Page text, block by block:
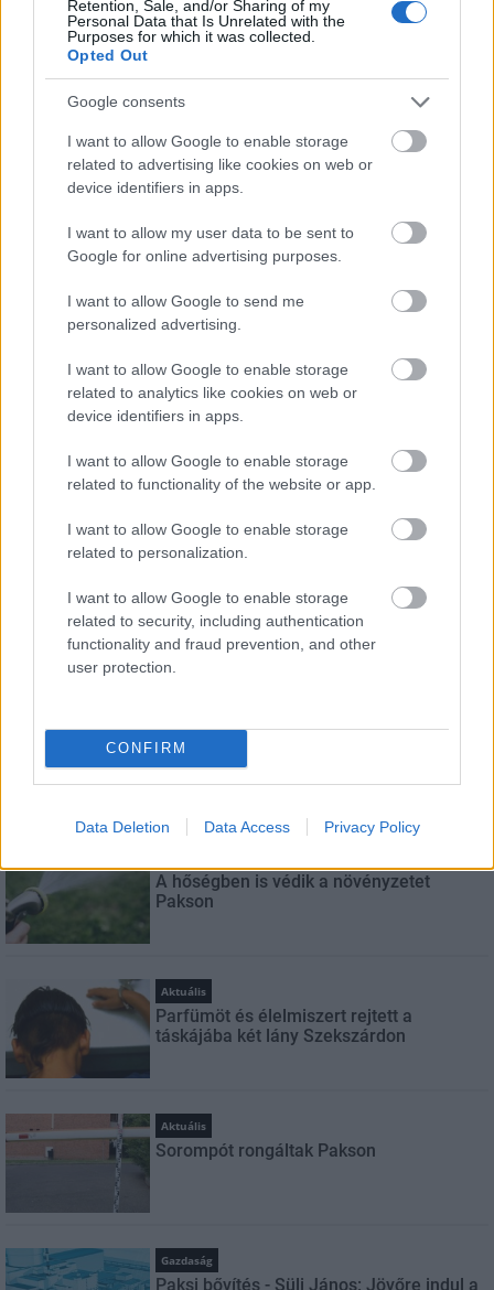
Retention, Sale, and/or Sharing of my
Personal Data that Is Unrelated with the
Purposes for which it was collected.
Opted Out
Google consents
I want to allow Google to enable storage
related to advertising like cookies on web or
device identifiers in apps.
I want to allow my user data to be sent to
Google for online advertising purposes.
I want to allow Google to send me
personalized advertising.
I want to allow Google to enable storage
related to analytics like cookies on web or
device identifiers in apps.
I want to allow Google to enable storage
related to functionality of the website or app.
I want to allow Google to enable storage
related to personalization.
I want to allow Google to enable storage
related to security, including authentication
functionality and fraud prevention, and other
user protection.
CONFIRM
Data Deletion Data Access Privacy Policy
Elkészült a Liszt Ferenc repülőtér
közelében lévő logisztikai bázis út- és
Látlelet a hazai víziközművekről?
Egyetlen, fél évszázados vezetéken
múlt Bicske vízellátása
Épített öröksége megújításával is készül
évfordulójára
Feliratkozom a hírlevélre és elfogadom azadatvédelmi
szabályzatot!
A hőségben is védik a növényzetet
Pakson
Aktuális
Parfümöt és élelmiszert rejtett a
táskájába két lány Szekszárdon
Aktuális
Sorompót rongáltak Pakson
Gazdaság
Paksi bővítés - Süli János: Jövőre indul a